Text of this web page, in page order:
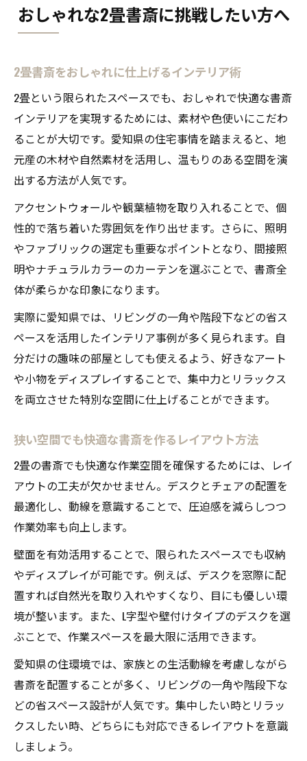
おしゃれな2畳書斎に挑戦したい方へ
2畳書斎をおしゃれに仕上げるインテリア術
2畳という限られたスペースでも、おしゃれで快適な書斎
インテリアを実現するためには、素材や色使いにこだわ
ることが大切です。愛知県の住宅事情を踏まえると、地
元産の木材や自然素材を活用し、温もりのある空間を演
出する方法が人気です。
アクセントウォールや観葉植物を取り入れることで、個
性的で落ち着いた雰囲気を作り出せます。さらに、照明
やファブリックの選定も重要なポイントとなり、間接照
明やナチュラルカラーのカーテンを選ぶことで、書斎全
体が柔らかな印象になります。
実際に愛知県では、リビングの一角や階段下などの省ス
ペースを活用したインテリア事例が多く見られます。自
分だけの趣味の部屋としても使えるよう、好きなアート
や小物をディスプレイすることで、集中力とリラックス
を両立させた特別な空間に仕上げることができます。
狭い空間でも快適な書斎を作るレイアウト方法
2畳の書斎でも快適な作業空間を確保するためには、レイ
アウトの工夫が欠かせません。デスクとチェアの配置を
最適化し、動線を意識することで、圧迫感を減らしつつ
作業効率も向上します。
壁面を有効活用することで、限られたスペースでも収納
やディスプレイが可能です。例えば、デスクを窓際に配
置すれば自然光を取り入れやすくなり、目にも優しい環
境が整います。また、L字型や壁付けタイプのデスクを選
ぶことで、作業スペースを最大限に活用できます。
愛知県の住環境では、家族との生活動線を考慮しながら
書斎を配置することが多く、リビングの一角や階段下な
どの省スペース設計が人気です。集中したい時とリラッ
クスしたい時、どちらにも対応できるレイアウトを意識
しましょう。